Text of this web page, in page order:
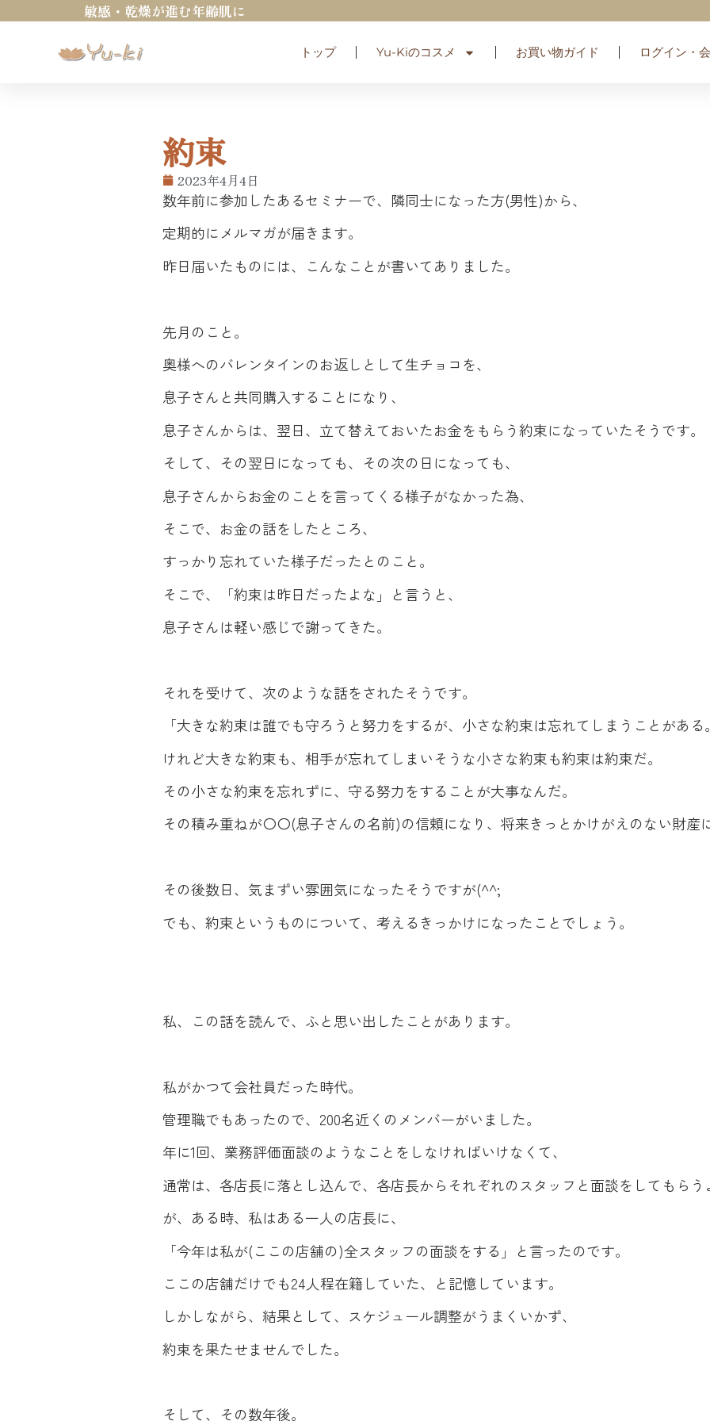
敏感・乾燥が進む年齢肌に
トップ Yu-Kiのコスメ お買い物ガイド ログイン・
約束
2023年4月4日
数年前に参加したあるセミナーで、隣同士になった方(男性)から、
定期的にメルマガが届きます。
昨日届いたものには、こんなことが書いてありました。
先月のこと。
奥様へのバレンタインのお返しとして生チョコを、
息子さんと共同購入することになり、
息子さんからは、翌日、立て替えておいたお金をもらう約束になっていたそうです。
そして、その翌日になっても、その次の日になっても、
息子さんからお金のことを言ってくる様子がなかった為、
そこで、お金の話をしたところ、
すっかり忘れていた様子だったとのこと。
そこで、「約束は昨日だったよな」と言うと、
息子さんは軽い感じで謝ってきた。
それを受けて、次のような話をされたそうです。
「大きな約束は誰でも守ろうと努力をするが、小さな約束は忘れてしまうことがある。
けれど大きな約束も、相手が忘れてしまいそうな小さな約束も約束は約束だ。
その小さな約束を忘れずに、守る努力をすることが大事なんだ。
その積み重ねが〇〇(息子さんの名前)の信頼になり、将来きっとかけがえのない財産
その後数日、気まずい雰囲気になったそうですが(^^;
でも、約束というものについて、考えるきっかけになったことでしょう。
私、この話を読んで、ふと思い出したことがあります。
私がかつて会社員だった時代。
管理職でもあったので、200名近くのメンバーがいました。
年に1回、業務評価面談のようなことをしなければいけなくて、
通常は、各店長に落とし込んで、各店長からそれぞれのスタッフと面談をしてもらう
が、ある時、私はある一人の店長に、
「今年は私が(ここの店舗の)全スタッフの面談をする」と言ったのです。
ここの店舗だけでも24人程在籍していた、と記憶しています。
しかしながら、結果として、スケジュール調整がうまくいかず、
約束を果たせませんでした。
そして、その数年後。